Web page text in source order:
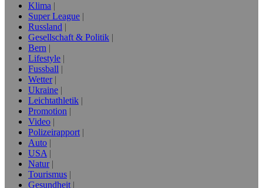
Klima
Super League
Russland
Gesellschaft & Politik
Bern
Lifestyle
Fussball
Wetter
Ukraine
Leichtathletik
Promotion
Video
Polizeirapport
Auto
USA
Natur
Tourismus
Gesundheit